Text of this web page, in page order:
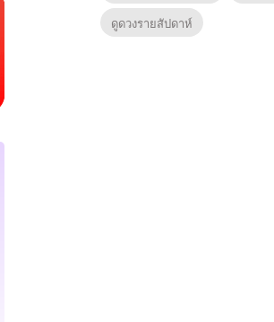
ดูดวงรายสัปดาห์